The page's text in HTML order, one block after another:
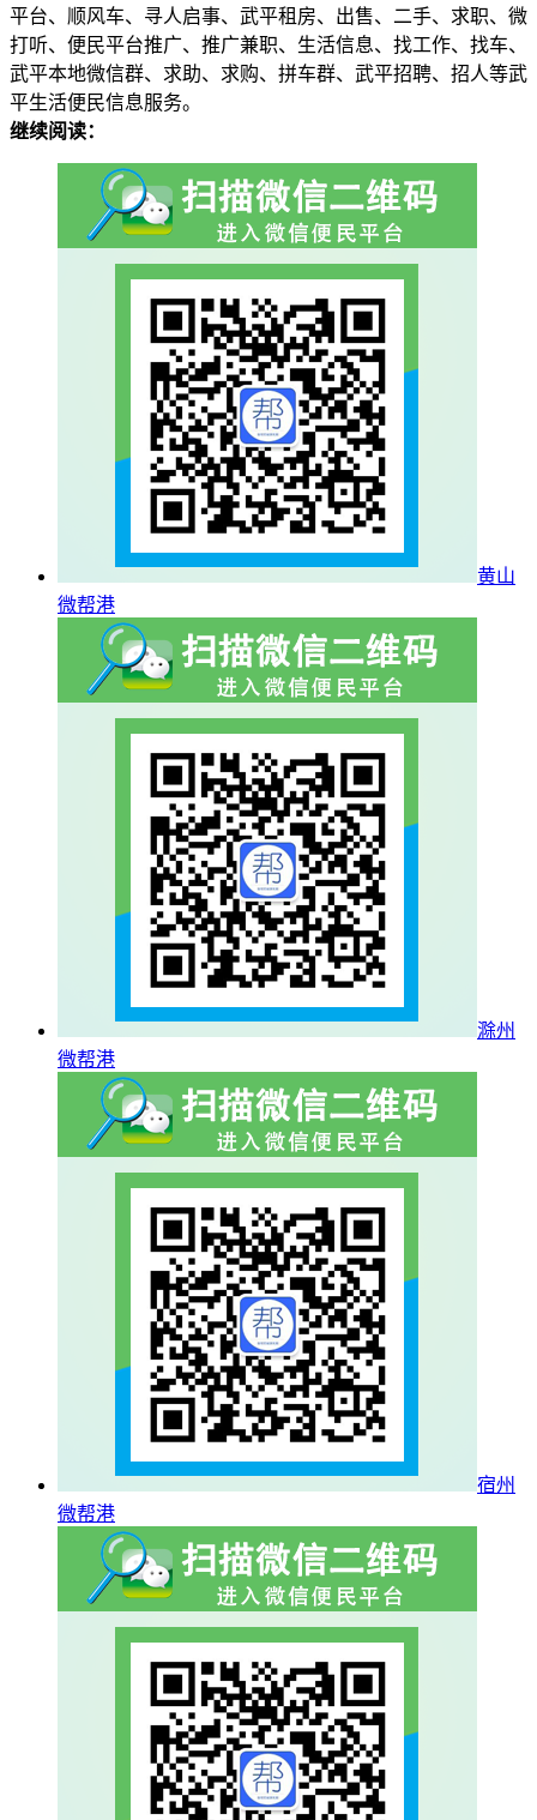
平台、顺风车、寻人启事、武平租房、出售、二手、求职、微
打听、便民平台推广、推广兼职、生活信息、找工作、找车、
武平本地微信群、求助、求购、拼车群、武平招聘、招人等武
平生活便民信息服务。
继续阅读：
黄山
微帮港
滁州
微帮港
宿州
微帮港